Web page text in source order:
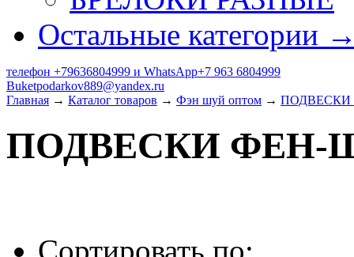
Остальные категории
телефон +79636804999 и WhatsApp+7 963 6804999
Buketpodarkov889@yandex.ru
Главная → Каталог товаров → Фэн шуй оптом →
ПОДВЕСКИ ФЕН-
Сортировать по: